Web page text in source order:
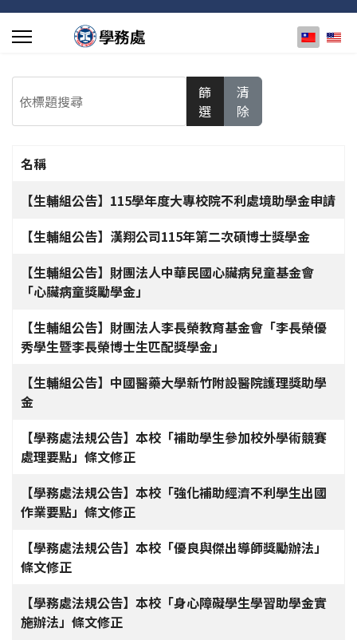
選擇你的
篩
選
清
除
文章列表
名稱
【生輔組公告】115學年度大專校院不利處境助學金申請
【生輔組公告】漢翔公司115年第二次碩博士獎學金
【生輔組公告】財團法人中華民國心臟病兒童基金會
「心臟病童獎勵學金」
【生輔組公告】財團法人李長榮教育基金會「李長榮優
秀學生暨李長榮博士生匹配獎學金」
【生輔組公告】中國醫藥大學新竹附設醫院護理獎助學
金
【學務處法規公告】本校「補助學生參加校外學術競賽
處理要點」條文修正
【學務處法規公告】本校「強化補助經濟不利學生出國
作業要點」條文修正
【學務處法規公告】本校「優良與傑出導師獎勵辦法」
條文修正
【學務處法規公告】本校「身心障礙學生學習助學金實
施辦法」條文修正